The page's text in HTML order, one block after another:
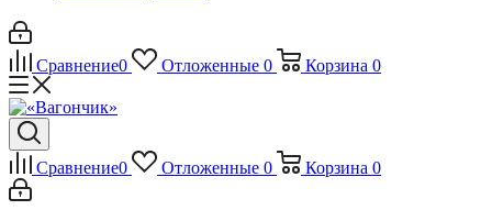
Сравнение0 Отложенные 0 Корзина 0
Сравнение0 Отложенные 0 Корзина 0